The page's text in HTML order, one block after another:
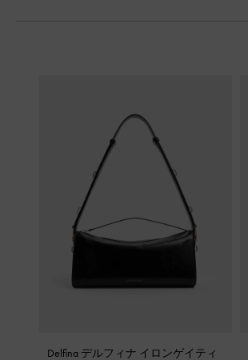
Delfina デルフィナ イロンゲイティ